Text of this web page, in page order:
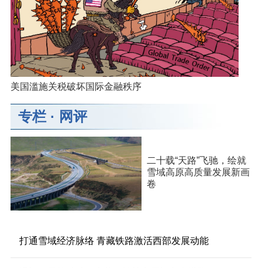
美国滥施关税破坏国际金融秩序
专栏· 网评
二十载“天路”飞驰，绘就
雪域高原高质量发展新画
卷
打通雪域经济脉络 青藏铁路激活西部发展动能